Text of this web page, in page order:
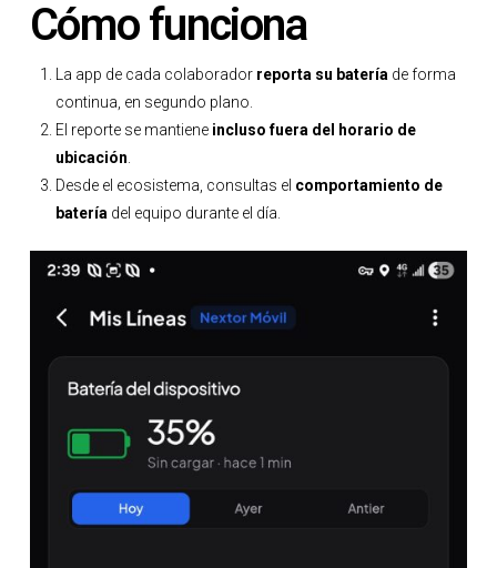
Cómo funciona
La app de cada colaborador reporta su batería de forma
continua, en segundo plano.
El reporte se mantiene incluso fuera del horario de
ubicación
Desde el ecosistema, consultas el comportamiento de
batería del equipo durante el día.